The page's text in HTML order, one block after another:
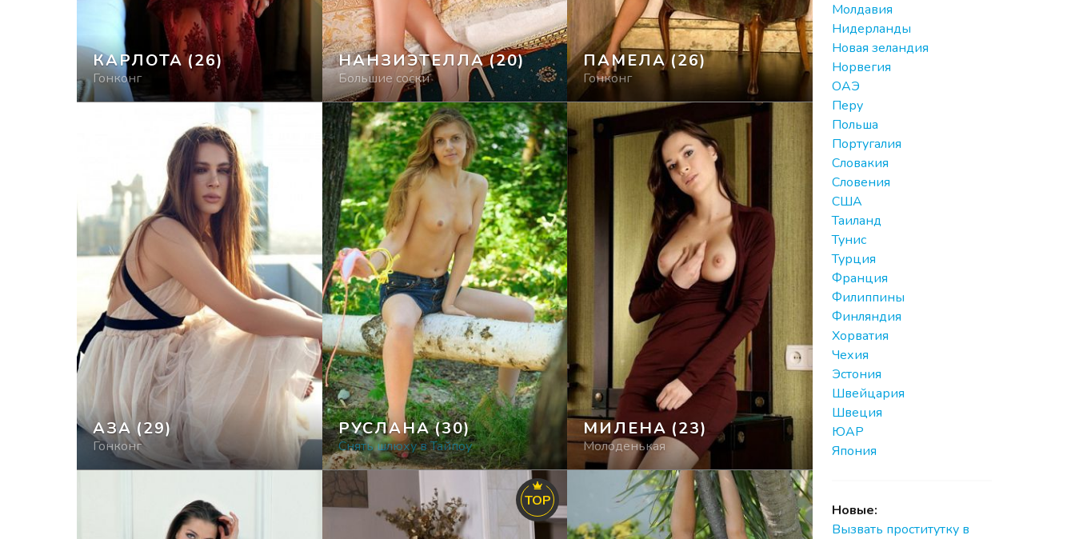
КАРЛОТА(26)
Гонконг
НАНЗИЭТЕЛЛА(20)
Большие соски
ПАМЕЛА (26)
Гонконг
АЗА (29)
Гонконг
РУСЛАНА(30)
Cнять шлюху в Тайпоу
МИЛЕНА (23)
Молоденькая
TOP
Молдавия
Нидерланды
Новая зеландия
Норвегия
ОАЭ
Перу
Польша
Португалия
Словакия
Словения
США
Таиланд
Тунис
Турция
Франция
Филиппины
Финляндия
Хорватия
Чехия
Эстония
Швейцария
Швеция
ЮАР
Япония
Новые:
Вызвать проститутку в